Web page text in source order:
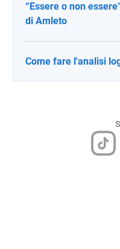
“Essere o non
di Amleto
Come fare l'analisi